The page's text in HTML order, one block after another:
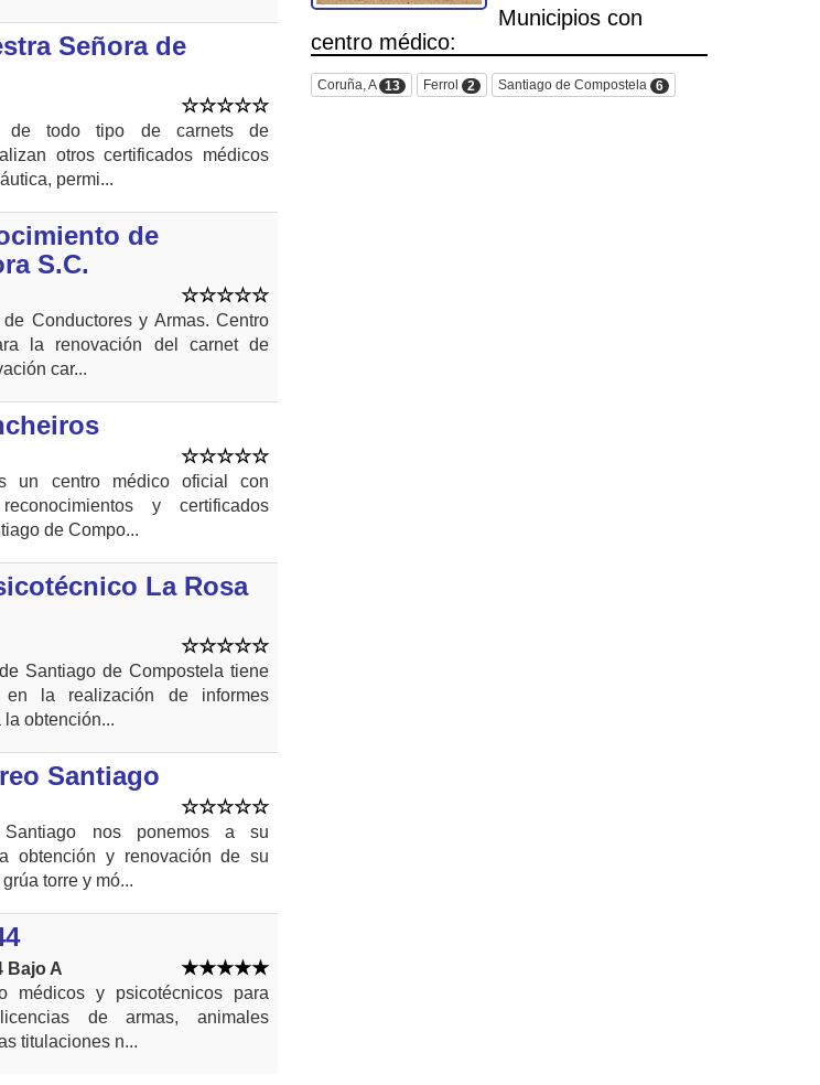
Señora de
de todo tipo de carnets de
otros certificados médicos
permi...
de
S.C.
Conductores y Armas. Centro
la renovación del carnet de
car...
un centro médico oficial con
y certificados
de Compo...
La Rosa
Santiago de Compostela tiene
la realización de informes
obtención...
Santiago
Santiago nos ponemos a su
obtención y renovación de su
torre y mó...
Bajo A
médicos y psicotécnicos para
de armas, animales
titulaciones n...
Municipios con
centro médico:
Coruña, A 13 Ferrol 2 Santiago de Compostela 6